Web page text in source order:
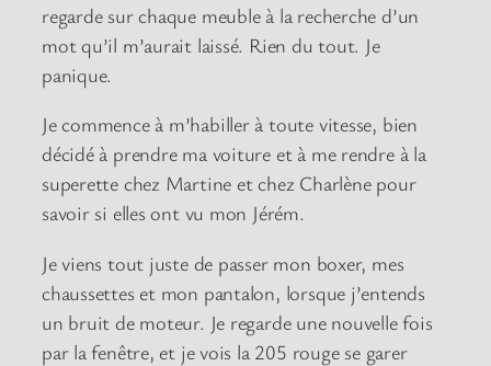
regarde sur chaque meuble à la recherche d’un
mot qu’il m’aurait laissé. Rien du tout. Je
panique.
Je commence à m’habiller à toute vitesse, bien
décidé à prendre ma voiture et à me rendre à la
superette chez Martine et chez Charlène pour
savoir si elles ont vu mon Jérém.
Je viens tout juste de passer mon boxer, mes
chaussettes et mon pantalon, lorsque j’entends
un bruit de moteur. Je regarde une nouvelle fois
par la fenêtre, et je vois la 205 rouge se garer